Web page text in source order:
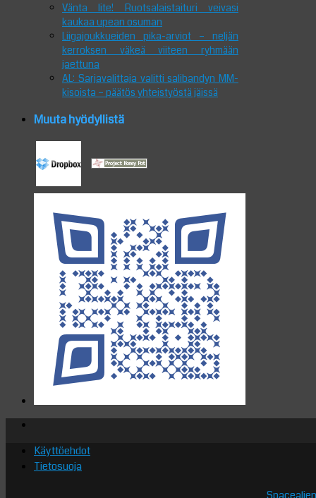
Vänta lite! Ruotsalaistaituri veivasi
kaukaa upean osuman
Liigajoukkueiden pika-arviot – neljän
kerroksen väkeä viiteen ryhmään
jaettuna
AL: Sarjavalittaja valitti salibandyn MM-
kisoista – päätös yhteistyöstä jäissä
Muuta hyödyllistä
Käyttöehdot
Tietosuoja